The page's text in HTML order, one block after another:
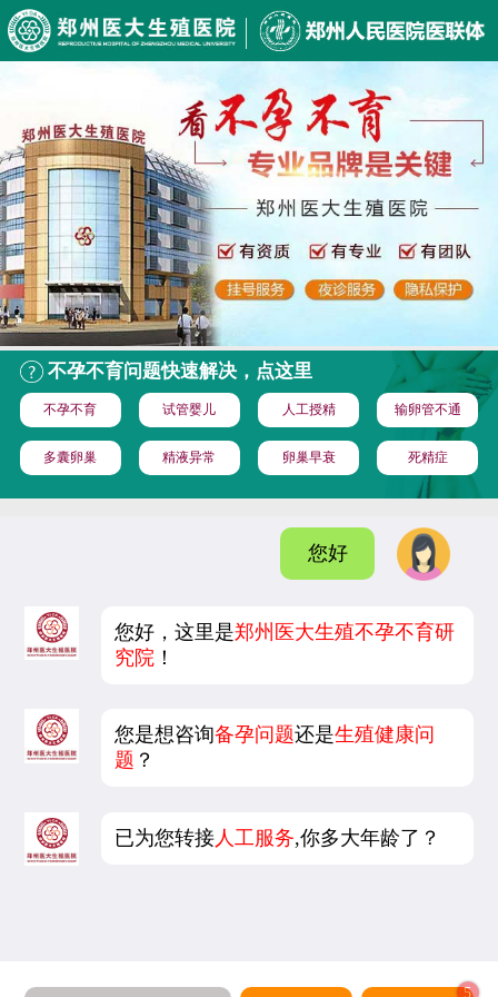
不孕不育问题快速解决，点这里
不孕不育 试管婴儿 人工授精 输卵管不通
多囊卵巢 精液异常 卵巢早衰 死精症
您好
您好，这里是郑州医大生殖不孕不育研
究院 ！
您是想咨询备孕问题还是生殖健康问
题 ？
已为您转接 人工服务,你多大年龄了？